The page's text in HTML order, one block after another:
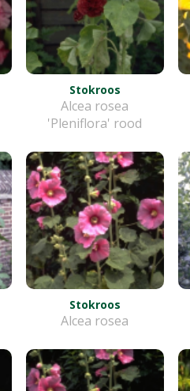
Stokroos
Alcea rosea
'Pleniflora' rood
Stokroos
Alcea rosea